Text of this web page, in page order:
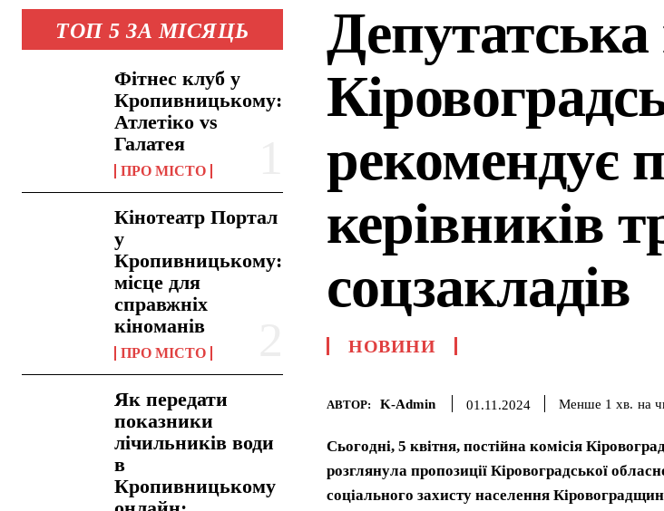
ТОП 5 ЗА МІСЯЦЬ
Фітнес клуб у
Кропивницькому:
Атлетіко vs
Галатея
ПРО МІСТО
Кінотеатр Портал
у
Кропивницькому:
місце для
справжніх
кіноманів
ПРО МІСТО
Як передати
показники
лічильників води
в
Кропивницькому
Депутатська
рекомендує
керівників
соцзакладів
НОВИНИ
АВТОР: K-Admin 01.11.2024 Менше 1 хв. на
Сьогодні, 5 квітня, постійна комісія
розглянула пропозиції Кіровоградської
соціального захисту населення